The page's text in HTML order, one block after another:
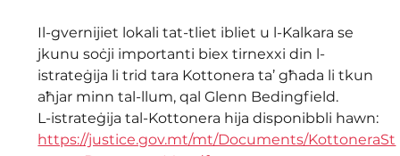
Il-gvernijiet lokali tat-tliet ibliet u l-Kalkara se
jkunu soċji importanti biex tirnexxi din l-
istrateġija li trid tara Kottonera ta’ għada li tkun
aħjar minn tal-llum, qal Glenn Bedingfield.
L-istrateġija tal-Kottonera hija disponibbli hawn:
https://justice.gov.mt/mt/Documents/KottoneraSt